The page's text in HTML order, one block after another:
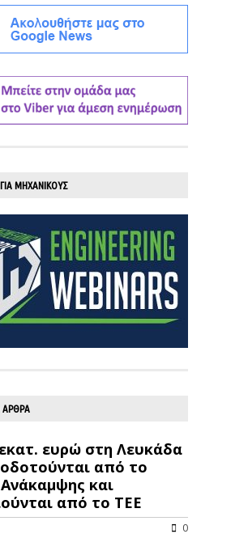
ΜΗΧΑΝΙΚΟΥΣ
ευρώ στη Λευκάδα
από το
και
από το ΤΕΕ
0